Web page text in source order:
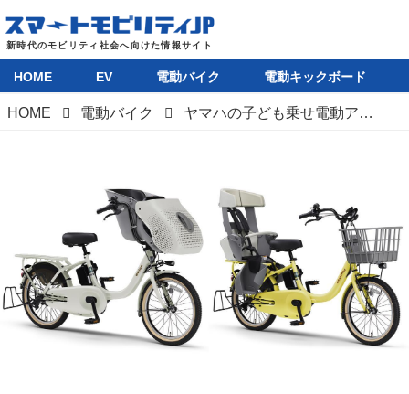
HOME EV 電動バイク 電動キックボード
HOME 電動バイク ヤマハの子ども乗せ電動アシスト自転車「PAS babby」と「PAS kiss」が大幅進化